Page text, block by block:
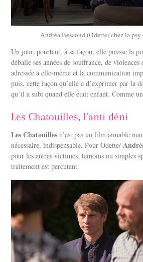
Andréa Bescond (Odette) chez la
Un jour, pourtant, à sa façon, elle pousse la
déballe ses années de souffrance, de violences
adressée à elle-même et la communication
puis, cette façon qu’elle a d’exprimer par la
qu’il a subi quand elle était enfant. Comme
Les Chatouilles, l’anti déni
Les Chatouilles n’est pas un film aimable
nécessaire, indispensable. Pour Odette/
pour les autres victimes, témoins ou simples
traitement est percutant.